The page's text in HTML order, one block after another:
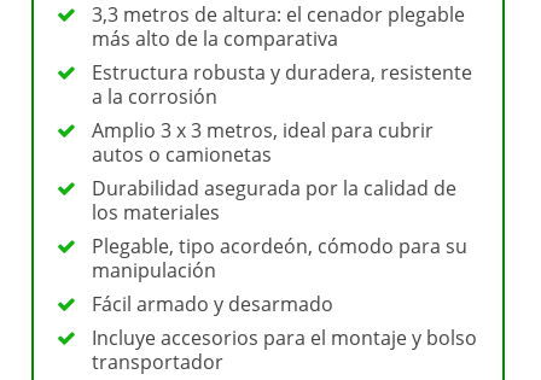
3,3 metros de altura: el cenador plegable
más alto de la comparativa
Estructura robusta y duradera, resistente
a la corrosión
Amplio 3 x 3 metros, ideal para cubrir
autos o camionetas
Durabilidad asegurada por la calidad de
los materiales
Plegable, tipo acordeón, cómodo para su
manipulación
Fácil armado y desarmado
Incluye accesorios para el montaje y bolso
transportador